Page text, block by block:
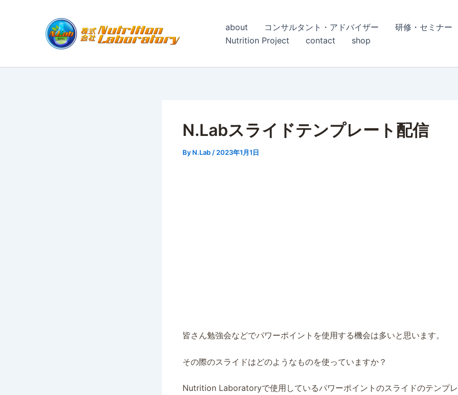
about コンサルタント・アドバイザー 研修・セミナー
Nutrition Project
contact shop
N.Labスライドテンプレート配信
By N.Lab / 2023年1月1日
皆さん勉強会などでパワーポイントを使用する機会は多いと思います。
その際のスライドはどのようなものを使っていますか？
Nutrition Laboratoryで使用しているパワーポイントのスライドのテンプ